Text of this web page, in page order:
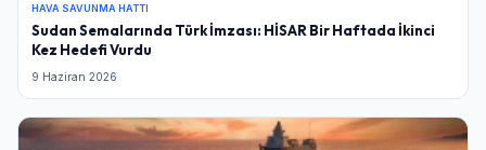
HAVA SAVUNMA HATTI
Sudan Semalarında Türk İmzası: HİSAR Bir Haftada İkinci
Kez Hedefi Vurdu
9 Haziran 2026